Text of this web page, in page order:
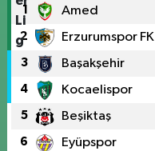
1 Amed
2 Erzurumspor FK
3 Başakşehir
4 Kocaelispor
5 Beşiktaş
6 Eyüpspor